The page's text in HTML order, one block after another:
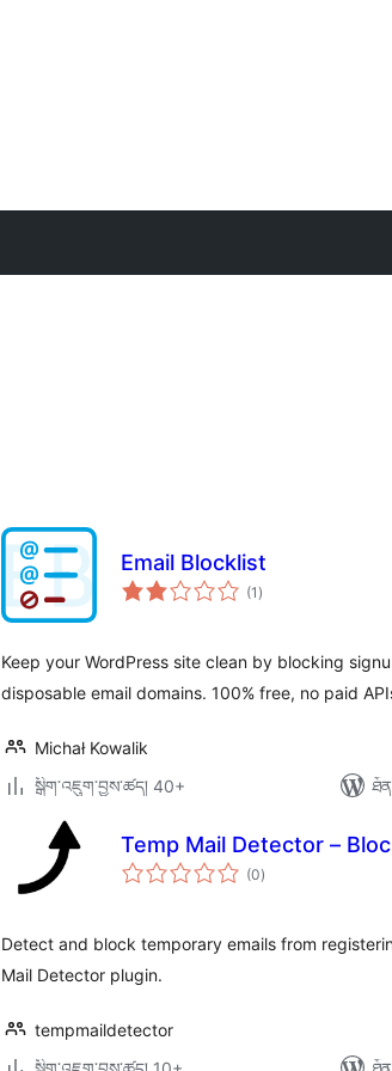
Email Blocklist
(1 གདེང་
འཇོག་
)
Keep your WordPress site clean by blocking
disposable email domains. 100% free, no paid
Michał Kowalik
སྒྲིག་འཇུག་བྱས་ཚད། 40+
Temp Mail Detector –
(0གདེང་
འཇོག་
)
Detect and block temporary emails from
Mail Detector plugin.
tempmaildetector